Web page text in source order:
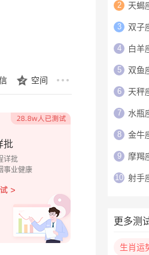
空间
批
详批
事业健康
2 天蝎
3 双子
4 白羊
5 双鱼
6 天秤
7 水瓶
8 金牛
9 摩羯
10 射手
更多测
生肖运